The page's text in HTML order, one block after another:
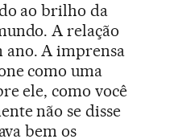
ao brilho da
A relação
ano. A imprensa
como uma
ele, como você
não se disse
bem os